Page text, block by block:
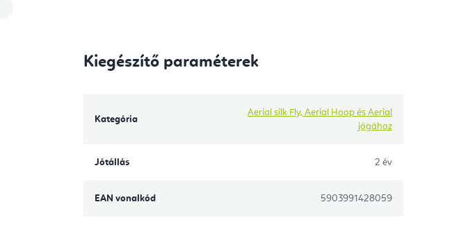
Kiegészítő paraméterek
Kategória
Aerial silk Fly, Aerial Hoop és Aerial
jógához
Jótállás 2 év
EAN vonalkód 5903991428059